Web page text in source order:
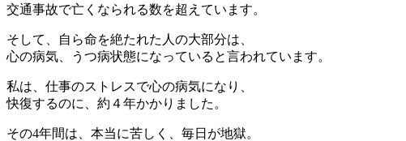
交通事故で亡くなられる数を超えています。
そして、自ら命を絶たれた人の大部分は、
心の病気、うつ病状態になっていると言われています。
私は、仕事のストレスで心の病気になり、
快復するのに、約４年かかりました。
その4年間は、本当に苦しく、毎日が地獄。